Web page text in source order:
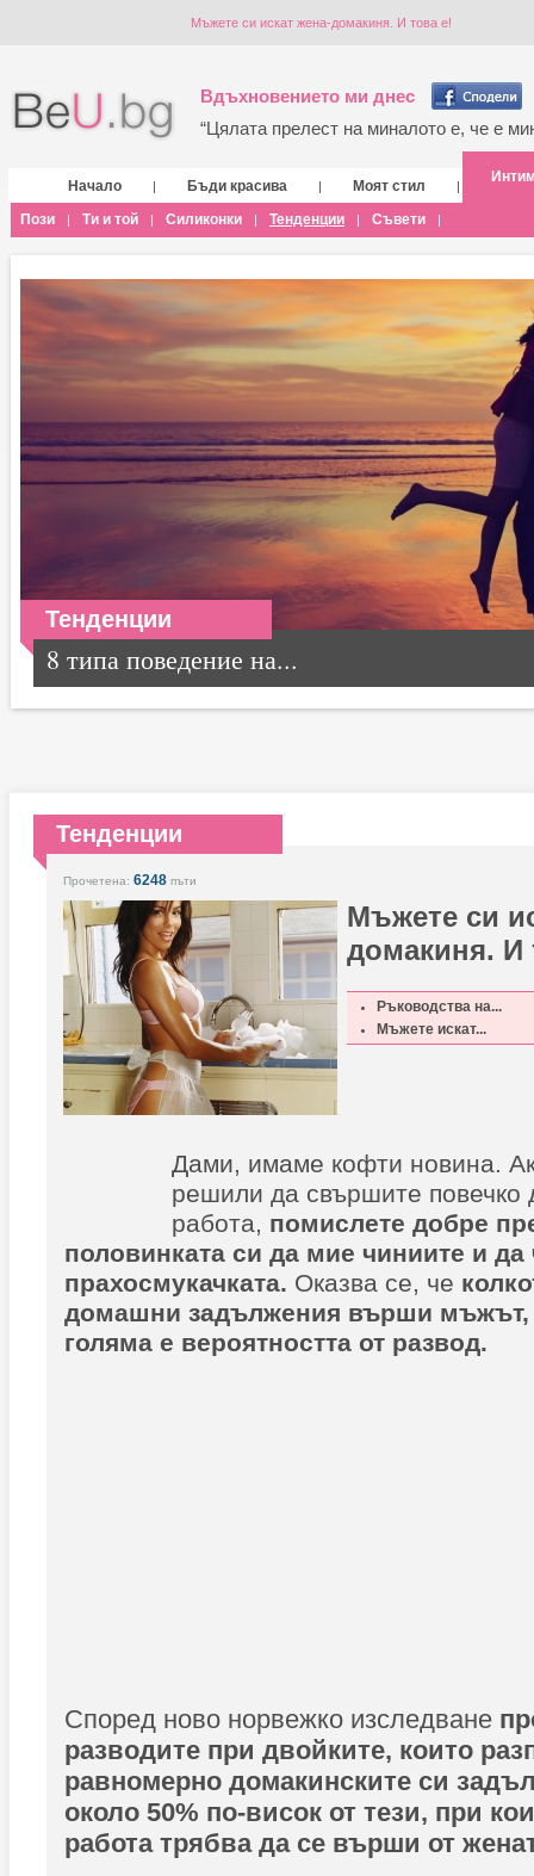
Мъжете си искат жена-домакиня. И това е!
Вдъхновението ми днес
“Цялата прелест на миналото е, че е
Начало | Бъди красива | Моят стил |
Пози | Ти и той | Силиконки | Тенденции | Съвети |
Тенденции
8 типа поведение на...
Тенденции
Прочетена: 6248 пъти
Мъжете си
домакиня. И
Ръководства на...
Мъжете искат...
Дами, имаме кофти новина.
решили да свършите повечко
работа, помислете добре
половинката си да мие чиниите и да
прахосмукачката. Оказва се, че
домашни задължения върши мъжът,
голяма е вероятността от развод.
Според ново норвежко изследване
разводите при двойките, които
равномерно домакинските си
около 50% по-висок от тези, при
работа трябва да се върши от